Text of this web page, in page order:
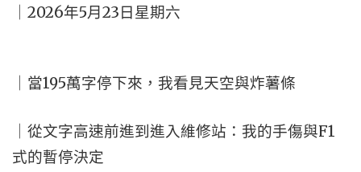
｜2026年5月23日星期六
｜當195萬字停下來，我看見天空與炸薯條
｜從文字高速前進到進入維修站：我的手傷與F1
式的暫停決定